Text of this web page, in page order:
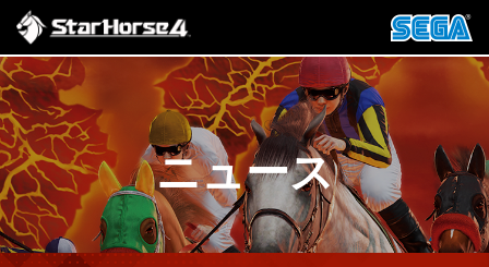
ニュース